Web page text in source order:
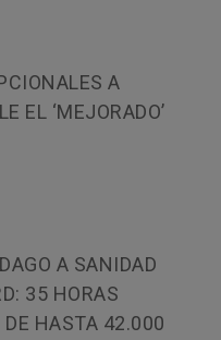
A
EL ‘MEJORADO’
A SANIDAD
35 HORAS
DE HASTA 42.000